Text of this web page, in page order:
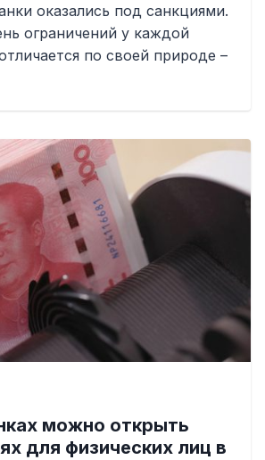
оказались под санкциями.
ограничений у каждой
по своей природе –
можно открыть
для физических лиц в